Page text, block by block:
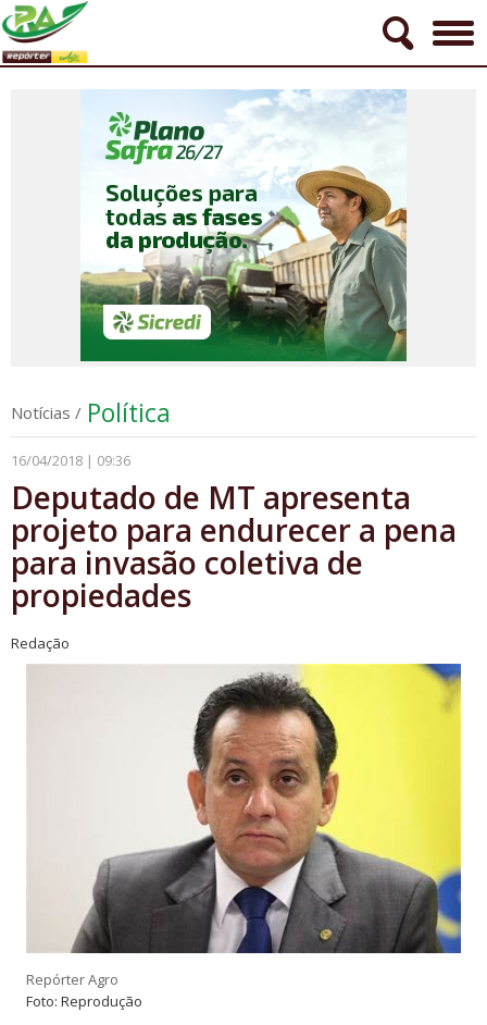
Notícias / Política
16/04/2018 | 09:36
Deputado de MT apresenta
projeto para endurecer a pena
para invasão coletiva de
propiedades
Redação
Repórter Agro
Foto: Reprodução